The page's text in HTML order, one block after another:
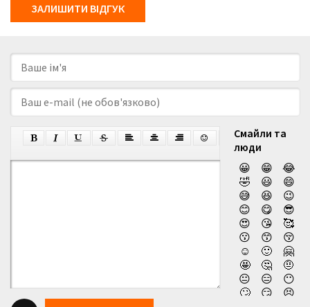
ЗАЛИШИТИ ВІДГУК
Смайли та
люди
😀
😁
😂
🤣
😃
😄
😅
😆
😉
😊
😋
😎
😍
😘
🥰
😗
😙
😚
☺️
🙂
🤗
🤩
🤔
🤨
😐
😑
😶
🙄
😏
😣